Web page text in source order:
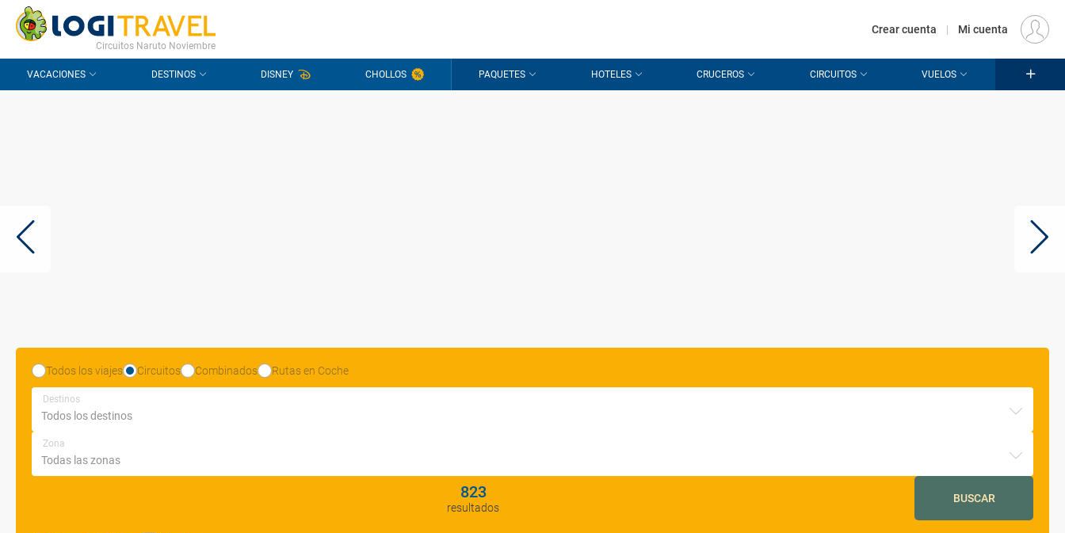
CONTACTO PREGUNTAS FRECUENTES EUR
Circuitos Naruto Noviembre
Crear cuenta | Mi cuenta
VACACIONES DESTINOS DISNEY CHOLLOS PAQUETES HOTELES CRUCEROS CIRCUITOS VUELOS
Todos los viajes Circuitos Combinados Rutas en Coche
Destinos
Zona
823
resultados
BUSCAR